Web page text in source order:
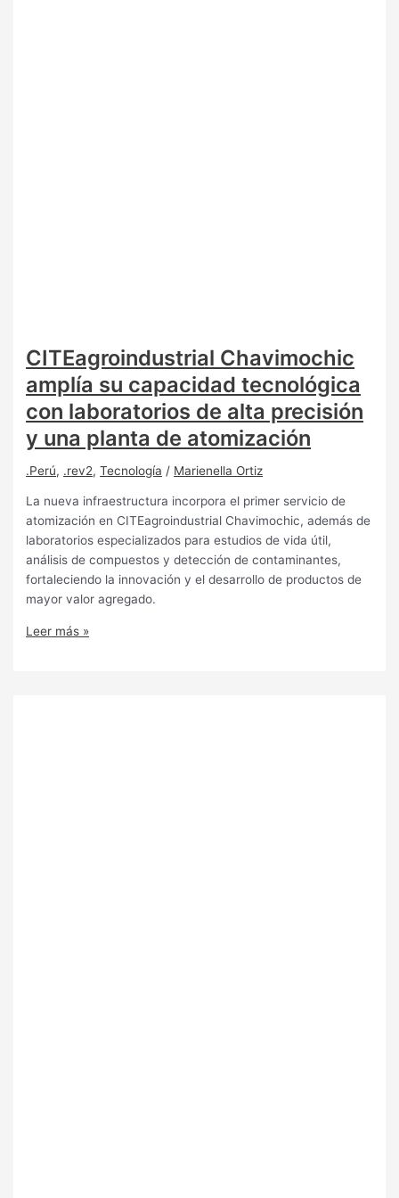
CITEagroindustrial Chavimochic
amplía su capacidad tecnológica
con laboratorios de alta precisión
y una planta de atomización
.Perú, .rev2,Tecnología / Marienella Ortiz
La nueva infraestructura incorpora el primer servicio de
atomización en CITEagroindustrial Chavimochic, además de
laboratorios especializados para estudios de vida útil,
análisis de compuestos y detección de contaminantes,
fortaleciendo la innovación y el desarrollo de productos de
mayor valor agregado.
Leer más »